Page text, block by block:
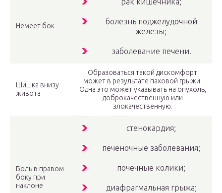
Немеет бок
болезнь поджелудочной
железы;
заболевание печени.
Шишка внизу
живота
Образоваться такой дискомфорт
может в результате паховой грыжи.
Одна это может указывать на опухоль,
доброкачественную или
злокачественную.
Боль в правом
боку при
наклоне
стенокардия;
печеночные заболевания;
почечные колики;
диафрагмальная грыжа;